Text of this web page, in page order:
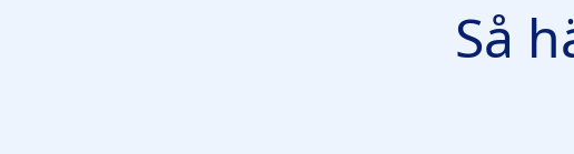
Så